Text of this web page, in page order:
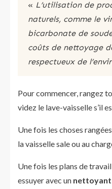
« L’utilisation de
naturels, comme le
bicarbonate de
coûts de nettoyage
respectueux de
Pour commencer, rangez
videz le lave-vaisselle s’il
Une fois les choses
la vaisselle sale ou au
Une fois les plans de
essuyer avec un nettoyant